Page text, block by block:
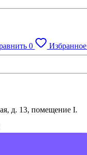
0 Избранное
д. 13, помещение I.